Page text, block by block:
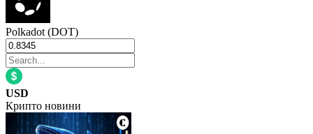
Polkadot (DOT)
USD
Крипто новини